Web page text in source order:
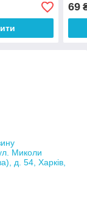
69
Миколи
д. 54, Харків,